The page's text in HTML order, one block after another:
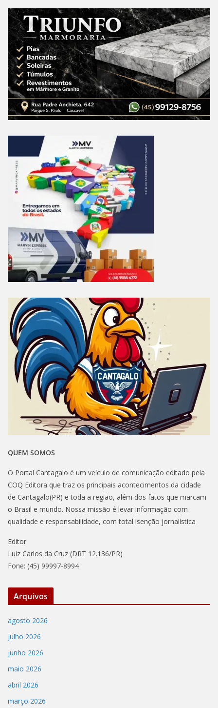
QUEM SOMOS
O Portal Cantagalo é um veículo de comunicação editado pela
COQ Editora que traz os principais acontecimentos da cidade
de Cantagalo(PR) e toda a região, além dos fatos que marcam
o Brasil e mundo. Nossa missão é levar informação com
qualidade e responsabilidade, com total isenção jornalística
Editor
Luiz Carlos da Cruz (DRT 12.136/PR)
Fone: (45) 99997-8994
Arquivos
agosto 2026
julho 2026
junho 2026
maio 2026
abril 2026
março 2026